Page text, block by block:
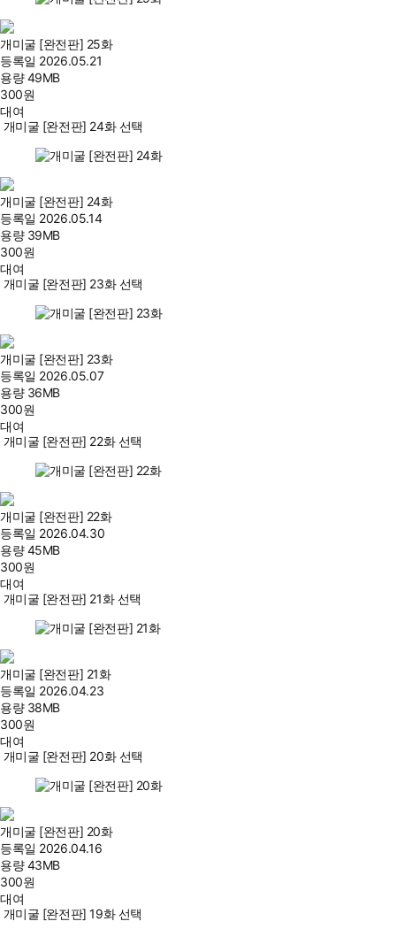
개미굴 [완전판] 25화
등록일 2026.05.21
용량49MB
300원
대여
개미굴 [완전판] 24화 선택
개미굴 [완전판] 24화
등록일 2026.05.14
용량 39MB
300원
대여
개미굴 [완전판] 23화 선택
개미굴 [완전판] 23화
등록일 2026.05.07
용량 36MB
300원
대여
개미굴 [완전판] 22화 선택
개미굴 [완전판] 22화
등록일 2026.04.30
용량45MB
300원
대여
개미굴 [완전판] 21화 선택
개미굴 [완전판] 21화
등록일 2026.04.23
용량 38MB
300원
대여
개미굴 [완전판] 20화 선택
개미굴 [완전판] 20화
등록일 2026.04.16
용량43MB
300원
대여
개미굴 [완전판] 19화 선택